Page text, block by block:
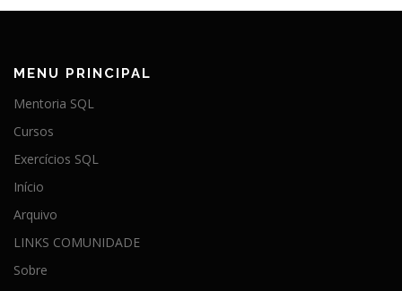
MENU PRINCIPAL
Mentoria SQL
Cursos
Exercícios SQL
Início
Arquivo
LINKS COMUNIDADE
Sobre